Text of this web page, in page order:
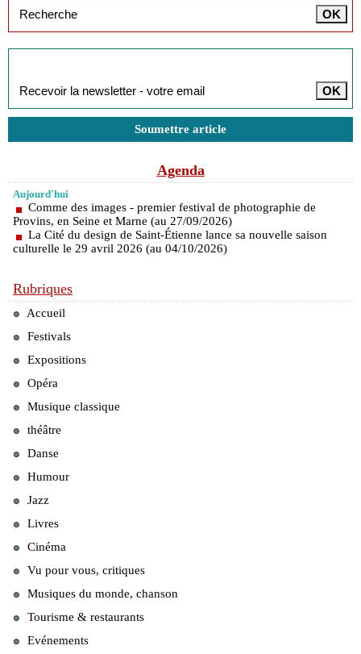
Soumettre article
Agenda
Aujourd'hui
Comme des images - premier festival de photographie de
Provins, en Seine et Marne (au 27/09/2026)
La Cité du design de Saint-Étienne lance sa nouvelle saison
culturelle le 29 avril 2026 (au 04/10/2026)
Rubriques
Accueil
Festivals
Expositions
Opéra
Musique classique
théâtre
Danse
Humour
Jazz
Livres
Cinéma
Vu pour vous, critiques
Musiques du monde, chanson
Tourisme & restaurants
Evénements